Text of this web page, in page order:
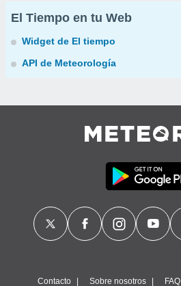
El Tiempo en tu Web
Widget de El tiempo
API de Meteorología
Contacto Sobre nosotros FAQ